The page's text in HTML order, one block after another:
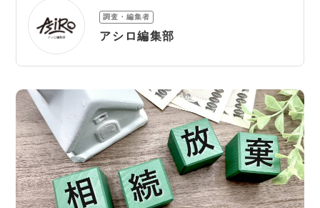
刑事事件
債務整理
離婚問題
交通事故
遺産相続
AI Search Premium
掲載をご検討の弁護士の方へ
調査・編集者
アシロ編集部